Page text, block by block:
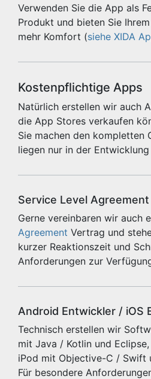
Verwenden Sie die App als
Produkt und bieten Sie
mehr Komfort (siehe XIDA
Kostenpflichtige Apps
Natürlich erstellen wir auch
die App Stores verkaufen
Sie machen den kompletten
liegen nur in der
Service Level Agreement
Gerne vereinbaren wir auch
Agreement Vertrag und
kurzer Reaktionszeit und
Anforderungen zur
Android Entwickler / iOS
Technisch erstellen wir
mit Java / Kotlin und
iPod mit Objective-C / Swift
Für besondere